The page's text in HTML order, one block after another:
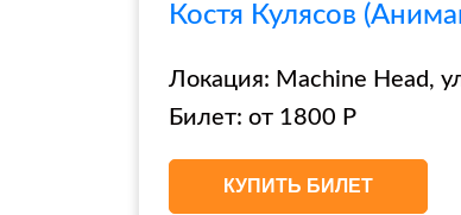
Костя Кулясов
Локация: Machine Head,
Билет: от 1800 Р
КУПИТЬ БИЛЕТ